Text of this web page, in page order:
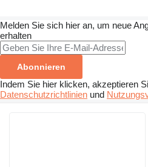
Melden Sie sich hier an, um neue
erhalten
Abonnieren
Indem Sie hier klicken, akzeptieren
Datenschutzrichtlinien und